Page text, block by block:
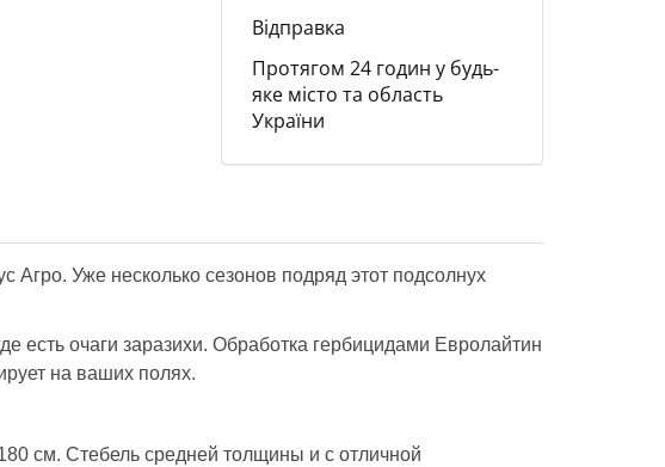
Відправка
Протягом 24 годин у будь-
яке місто та область
України
Агро. Уже несколько сезонов подряд этот подсолнух
есть очаги заразихи. Обработка гербицидами Евролайтин
на ваших полях.
см. Стебель средней толщины и с отличной